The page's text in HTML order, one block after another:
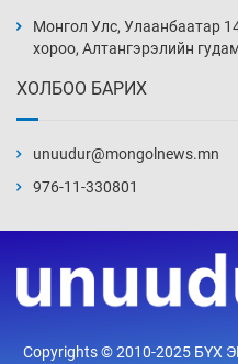
Өчигдөр 13
Өчигдөр 13
Өчигдөр 12
Монгол Улс, Улаанбаатар
хороо, Алтангэрэлийн
ХОЛБОО БАРИХ
unuudur@mongolnews.mn
976-11-330801
Copyrights © 2010-2025